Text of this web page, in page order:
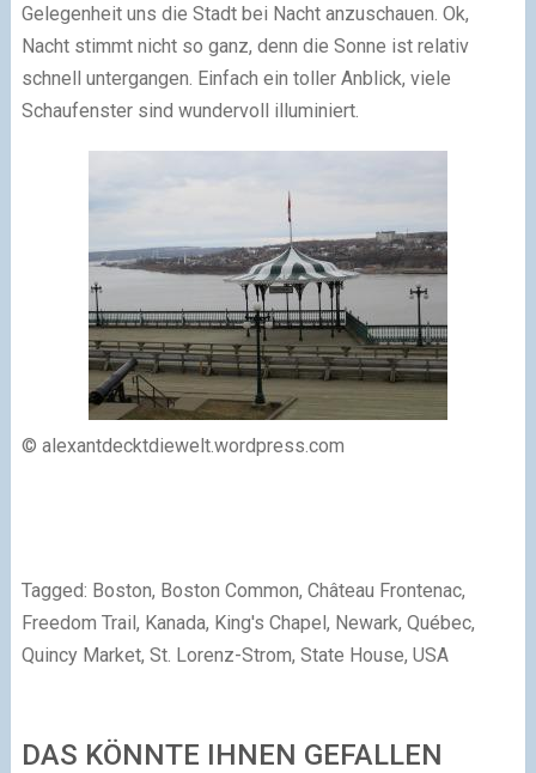
Gelegenheit uns die Stadt bei Nacht anzuschauen. Ok,
Nacht stimmt nicht so ganz, denn die Sonne ist relativ
schnell untergangen. Einfach ein toller Anblick, viele
Schaufenster sind wundervoll illuminiert.
© alexantdecktdiewelt.wordpress.com
Tagged: Boston, Boston Common, Château Frontenac,
Freedom Trail, Kanada, King's Chapel, Newark, Québec,
Quincy Market, St. Lorenz-Strom, State House, USA
DAS KÖNNTE IHNEN GEFALLEN